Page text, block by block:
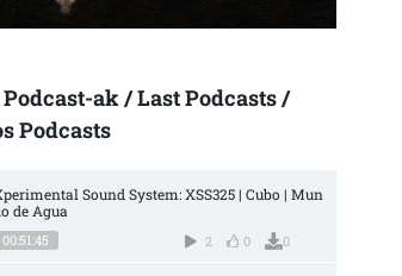
ak / Last Podcasts /
Podcasts
Sound System: XSS325 | Cubo | Mun
de Agua
00:51:45 2 0 0